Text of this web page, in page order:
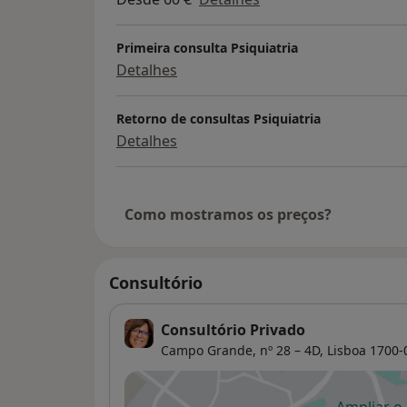
Primeira consulta Psiquiatria
Detalhes
Retorno de consultas Psiquiatria
Detalhes
Como mostramos os preços?
Consultório
Consultório Privado
Campo Grande, nº 28 – 4D, Lisboa 1700-